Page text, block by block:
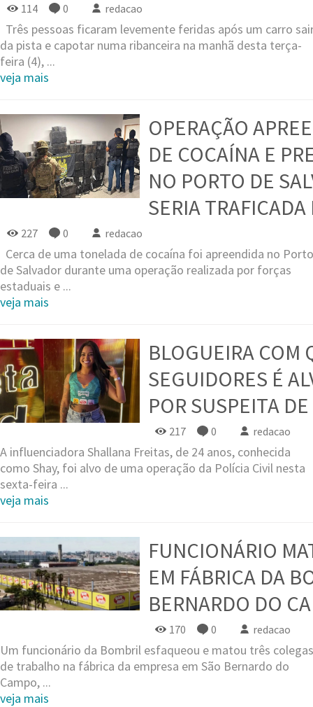
114 0 redacao
Três pessoas ficaram levemente feridas após um carro
da pista e capotar numa ribanceira na manhã desta terça-
feira (4), ...
veja mais
OPERAÇÃO
DE COCAÍNA E
NO PORTO DE
SERIA TRAFICADA
227 0 redacao
Cerca de uma tonelada de cocaína foi apreendida no Porto
de Salvador durante uma operação realizada por forças
estaduais e ...
veja mais
BLOGUEIRA COM
SEGUIDORES É
POR SUSPEITA
217 0 redacao
A influenciadora Shallana Freitas, de 24 anos, conhecida
como Shay, foi alvo de uma operação da Polícia Civil nesta
sexta-feira ...
veja mais
FUNCIONÁRIO
EM FÁBRICA DA
BERNARDO DO
170 0 redacao
Um funcionário da Bombril esfaqueou e matou três colegas
de trabalho na fábrica da empresa em São Bernardo do
Campo, ...
veja mais